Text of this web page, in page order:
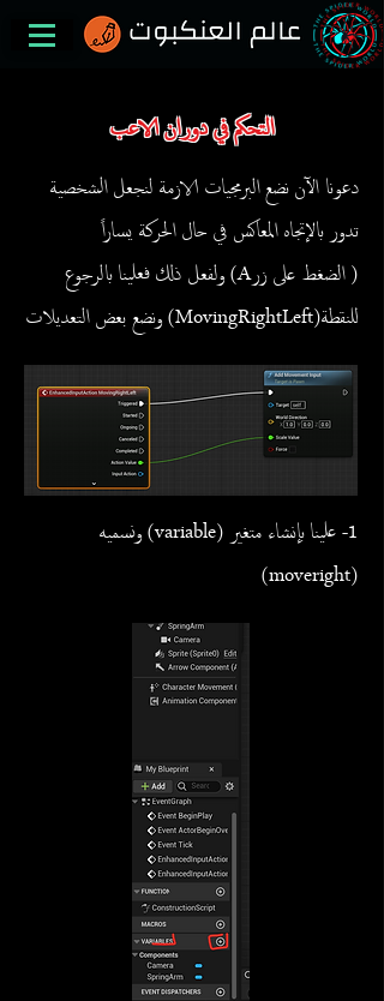
التحكم في دوران الاعب
دعونا الآن نضع البرمجيات الازمة لنجعل الشخصية
تدور بالإتجاه المعاكس في حال الحركة يساراً
( الضغط على زرA) ولفعل ذلك فعلينا بالرجوع
للنقطة(MovingRightLeft) ونضع بعض التعديلات
1- علينا بإنشاء متغير (variable) ونسميه
(moveright)